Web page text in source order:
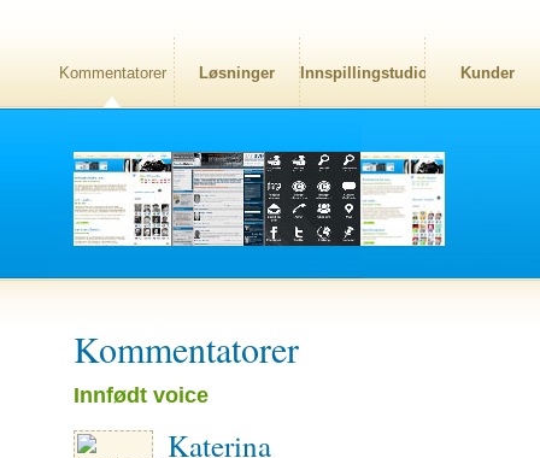
Kommentatorer Løsninger Innspillingstudio Kunder
Kommentatorer
Innfødt voice
Katerina